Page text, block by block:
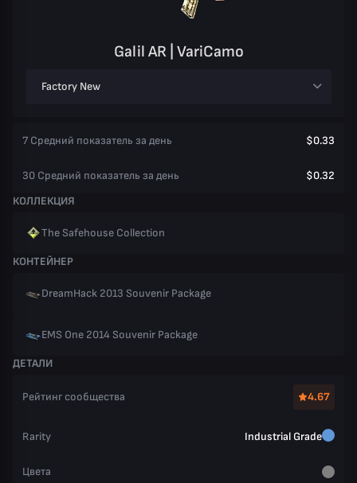
Galil AR | VariCamo
Factory New
7 Средний показатель за день $0.33
30 Средний показатель за день
$0.32
КОЛЛЕКЦИЯ
The Safehouse Collection
КОНТЕЙНЕР
DreamHack 2013 Souvenir Package
EMS One 2014 Souvenir Package
ДЕТАЛИ
Рейтинг сообщества 4.67
Rarity Industrial Grade
Цвета